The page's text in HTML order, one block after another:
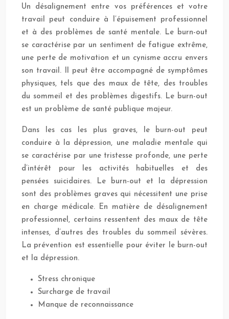
Un désalignement entre vos préférences et votre
travail peut conduire à l’épuisement professionnel
et à des problèmes de santé mentale. Le burn-out
se caractérise par un sentiment de fatigue extrême,
une perte de motivation et un cynisme accru envers
son travail. Il peut être accompagné de symptômes
physiques, tels que des maux de tête, des troubles
du sommeil et des problèmes digestifs. Le burn-out
est un problème de santé publique majeur.
Dans les cas les plus graves, le burn-out peut
conduire à la dépression, une maladie mentale qui
se caractérise par une tristesse profonde, une perte
d’intérêt pour les activités habituelles et des
pensées suicidaires. Le burn-out et la dépression
sont des problèmes graves qui nécessitent une prise
en charge médicale. En matière de désalignement
professionnel, certains ressentent des maux de tête
intenses, d’autres des troubles du sommeil sévères.
La prévention est essentielle pour éviter le burn-out
et la dépression.
Stress chronique
Surcharge de travail
Manque de reconnaissance